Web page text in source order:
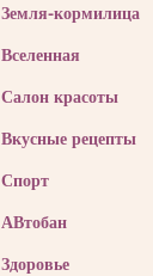
Земля-кормилица
Вселенная
Салон красоты
Вкусные рецепты
Спорт
АВтобан
Здоровье